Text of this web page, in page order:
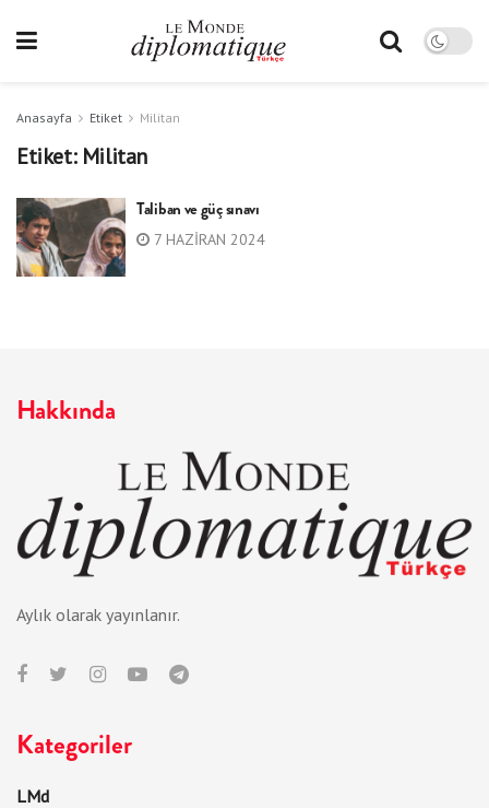
Anasayfa Etiket Militan
Etiket: Militan
Taliban ve güç sınavı
7 HAZIRAN 2024
Hakkında
Aylık olarak yayınlanır.
Kategoriler
LMd